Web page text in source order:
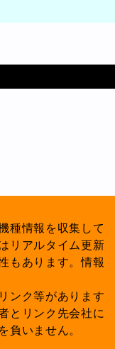
種情報を収集して
リアルタイム更新
もあります。情報
ンク等があります
とリンク先会社に
負いません。